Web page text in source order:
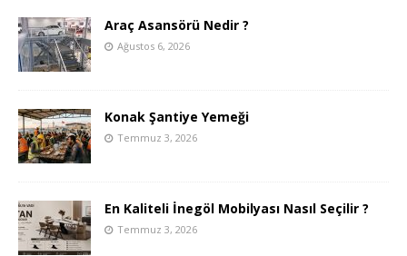
Araç Asansörü Nedir ?
Ağustos 6, 2026
Konak Şantiye Yemeği
Temmuz 3, 2026
En Kaliteli İnegöl Mobilyası Nasıl Seçilir ?
Temmuz 3, 2026